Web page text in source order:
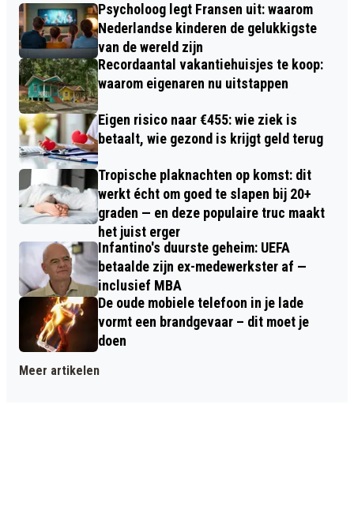
Psycholoog legt Fransen uit: waarom
Nederlandse kinderen de gelukkigste
van de wereld zijn
Recordaantal vakantiehuisjes te koop:
waarom eigenaren nu uitstappen
Eigen risico naar €455: wie ziek is
betaalt, wie gezond is krijgt geld terug
Tropische plaknachten op komst: dit
werkt écht om goed te slapen bij 20+
graden — en deze populaire truc maakt
het juist erger
Infantino's duurste geheim: UEFA
betaalde zijn ex-medewerkster af —
inclusief MBA
De oude mobiele telefoon in je lade
vormt een brandgevaar – dit moet je
doen
Meer artikelen